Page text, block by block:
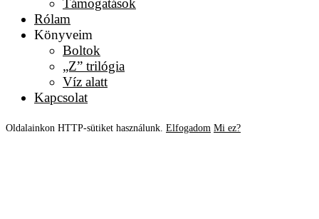
Támogatások
Rólam
Könyveim
Boltok
„Z” trilógia
Víz alatt
Kapcsolat
Oldalainkon HTTP-sütiket használunk. Elfogadom Mi ez?